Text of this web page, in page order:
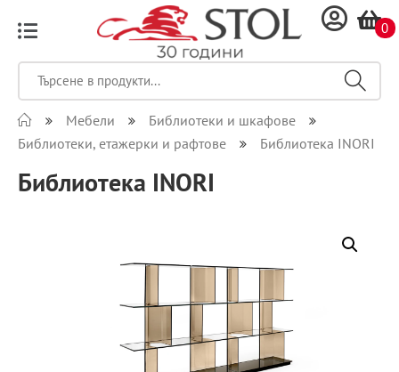
0
Мебели
Библиотеки и шкафове
Библиотеки, етажерки и рафтове
Библиотека INORI
Библиотека INORI